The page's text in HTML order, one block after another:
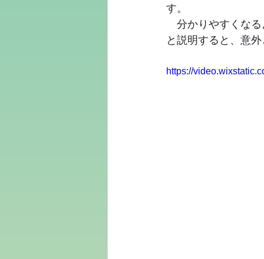
す。
分かりやすくなる
と説明すると、意
https://